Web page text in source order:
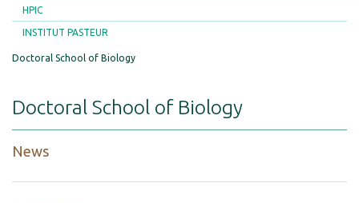
HPIC
INSTITUT PASTEUR
Doctoral School of Biology
Doctoral School of Biology
News